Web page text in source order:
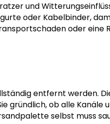
und
oder Kabelbinder,
oder eine
entfernt werden.
gründlich, ob alle Kanäle
selbst muss